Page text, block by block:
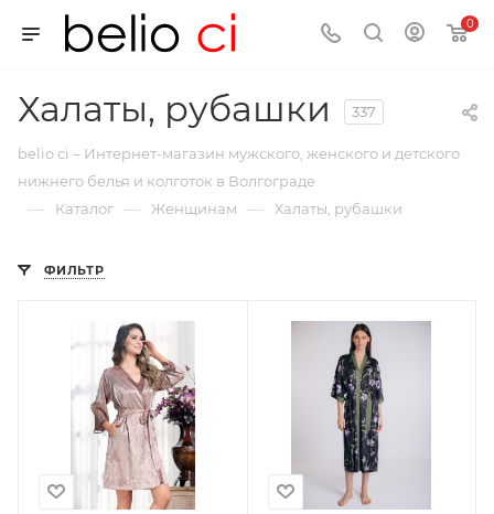
0
Халаты, рубашки 337
belio ci – Интернет-магазин мужского, женского и детского
нижнего белья и колготок в Волгограде
— Каталог — Женщинам — Халаты, рубашки
ФИЛЬТР